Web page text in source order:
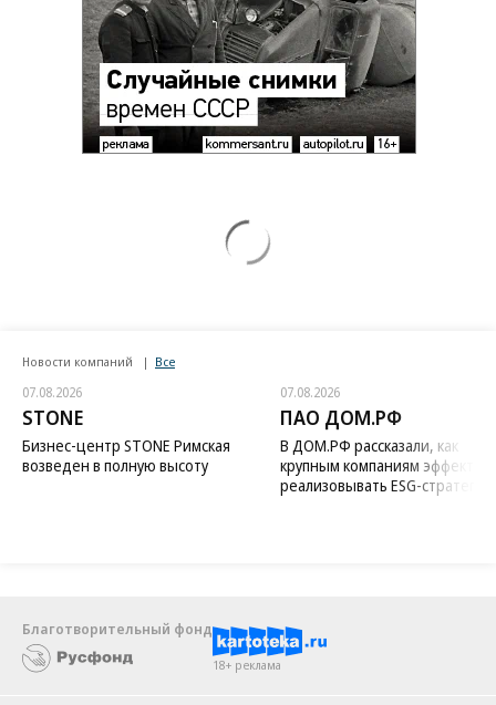
Новости компаний Все
07.08.2026
STONE
Бизнес-центр STONE Римская
возведен в полную высоту
07.08.2026
ПАО ДОМ.РФ
В ДОМ.РФ рассказали, как
крупным компаниям
реализовывать ESG-стратегию
Благотворительный фонд
18+ реклама